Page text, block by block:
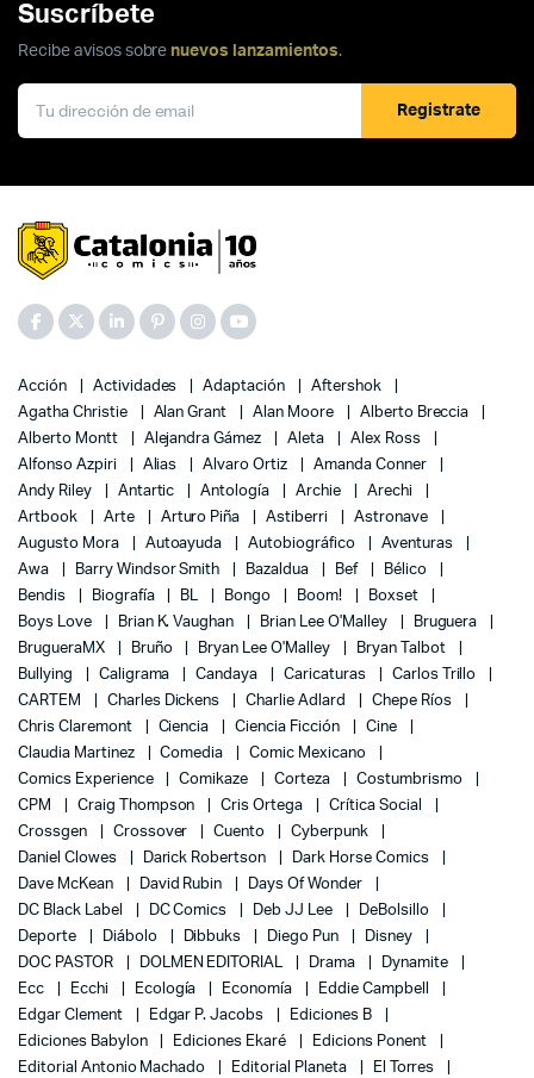
Suscríbete
Recibe avisos sobre nuevos lanzamientos.
Registrate
Acción Actividades Adaptación
Aftershok
Agatha Christie
Alan Grant Alan Moore
Alberto Breccia
Alberto Montt
Alejandra Gámez Aleta
Alex Ross
Alfonso Azpiri
Alias Alvaro Ortiz
Amanda Conner
Andy Riley
Antartic Antología Archie
Arechi
Artbook
Arte Arturo Piña Astiberri
Astronave
Augusto Mora
Autoayuda Autobiográfico
Aventuras
Awa
Barry Windsor Smith Bazaldua Bef
Bélico
Bendis
Biografía BL Bongo Boom!
Boxset
Boys Love
Brian K. Vaughan Brian Lee O'Malley
Bruguera
BrugueraMX
Bruño Bryan Lee O'Malley
Bryan Talbot
Bullying
Caligrama Candaya Caricaturas
Carlos Trillo
CARTEM
Charles Dickens Charlie Adlard
Chepe Ríos
Chris Claremont
Ciencia Ciencia Ficción
Cine
Claudia Martinez
Comedia
Comic Mexicano
Comics Experience
Comikaze Corteza
Costumbrismo
CPM
Craig Thompson Cris Ortega
Crítica Social
Crossgen
Crossover Cuento
Cyberpunk
Daniel Clowes
Darick Robertson
Dark Horse Comics
Dave McKean
David Rubin
Days Of Wonder
DC Black Label
DC Comics Deb JJ Lee
DeBolsillo
Deporte
Diábolo Dibbuks Diego Pun
Disney
DOC PASTOR
DOLMEN EDITORIAL Drama
Dynamite
Ecc
Ecchi Ecología Economía
Eddie Campbell
Edgar Clement
Edgar P. Jacobs
Ediciones B
Ediciones Babylon
Ediciones Ekaré
Edicions Ponent
Editorial Antonio Machado
Editorial Planeta
El Torres